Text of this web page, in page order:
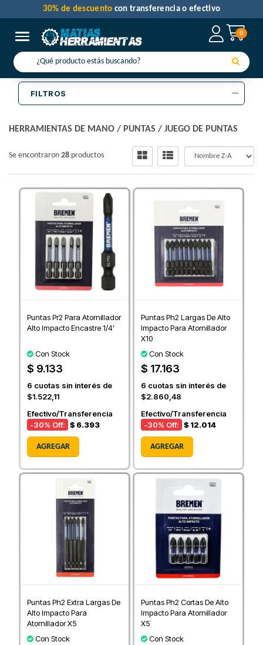
0
Toggle navigation
30% de descuento con transferencia o efectivo
FILTROS
HERRAMIENTAS DE MANO / PUNTAS / JUEGO DE PUNTAS
Se encontraron 28 productos
Puntas Pr2 Para Atornillador
Alto Impacto Encastre 1/4'
Con Stock
$ 9.133
6 cuotas sin interés de
$1.522,11
Efectivo/Transferencia
-30% Off: $ 6.393
AGREGAR
Puntas Ph2 Largas De Alto
Impacto Para Atornillador
X10
Con Stock
$ 17.163
6 cuotas sin interés de
$2.860,48
Efectivo/Transferencia
-30% Off: $ 12.014
AGREGAR
Puntas Ph2 Extra Largas De
Alto Impacto Para
Atornillador X5
Con Stock
Puntas Ph2 Cortas De Alto
Impacto Para Atornillador
X5
Con Stock